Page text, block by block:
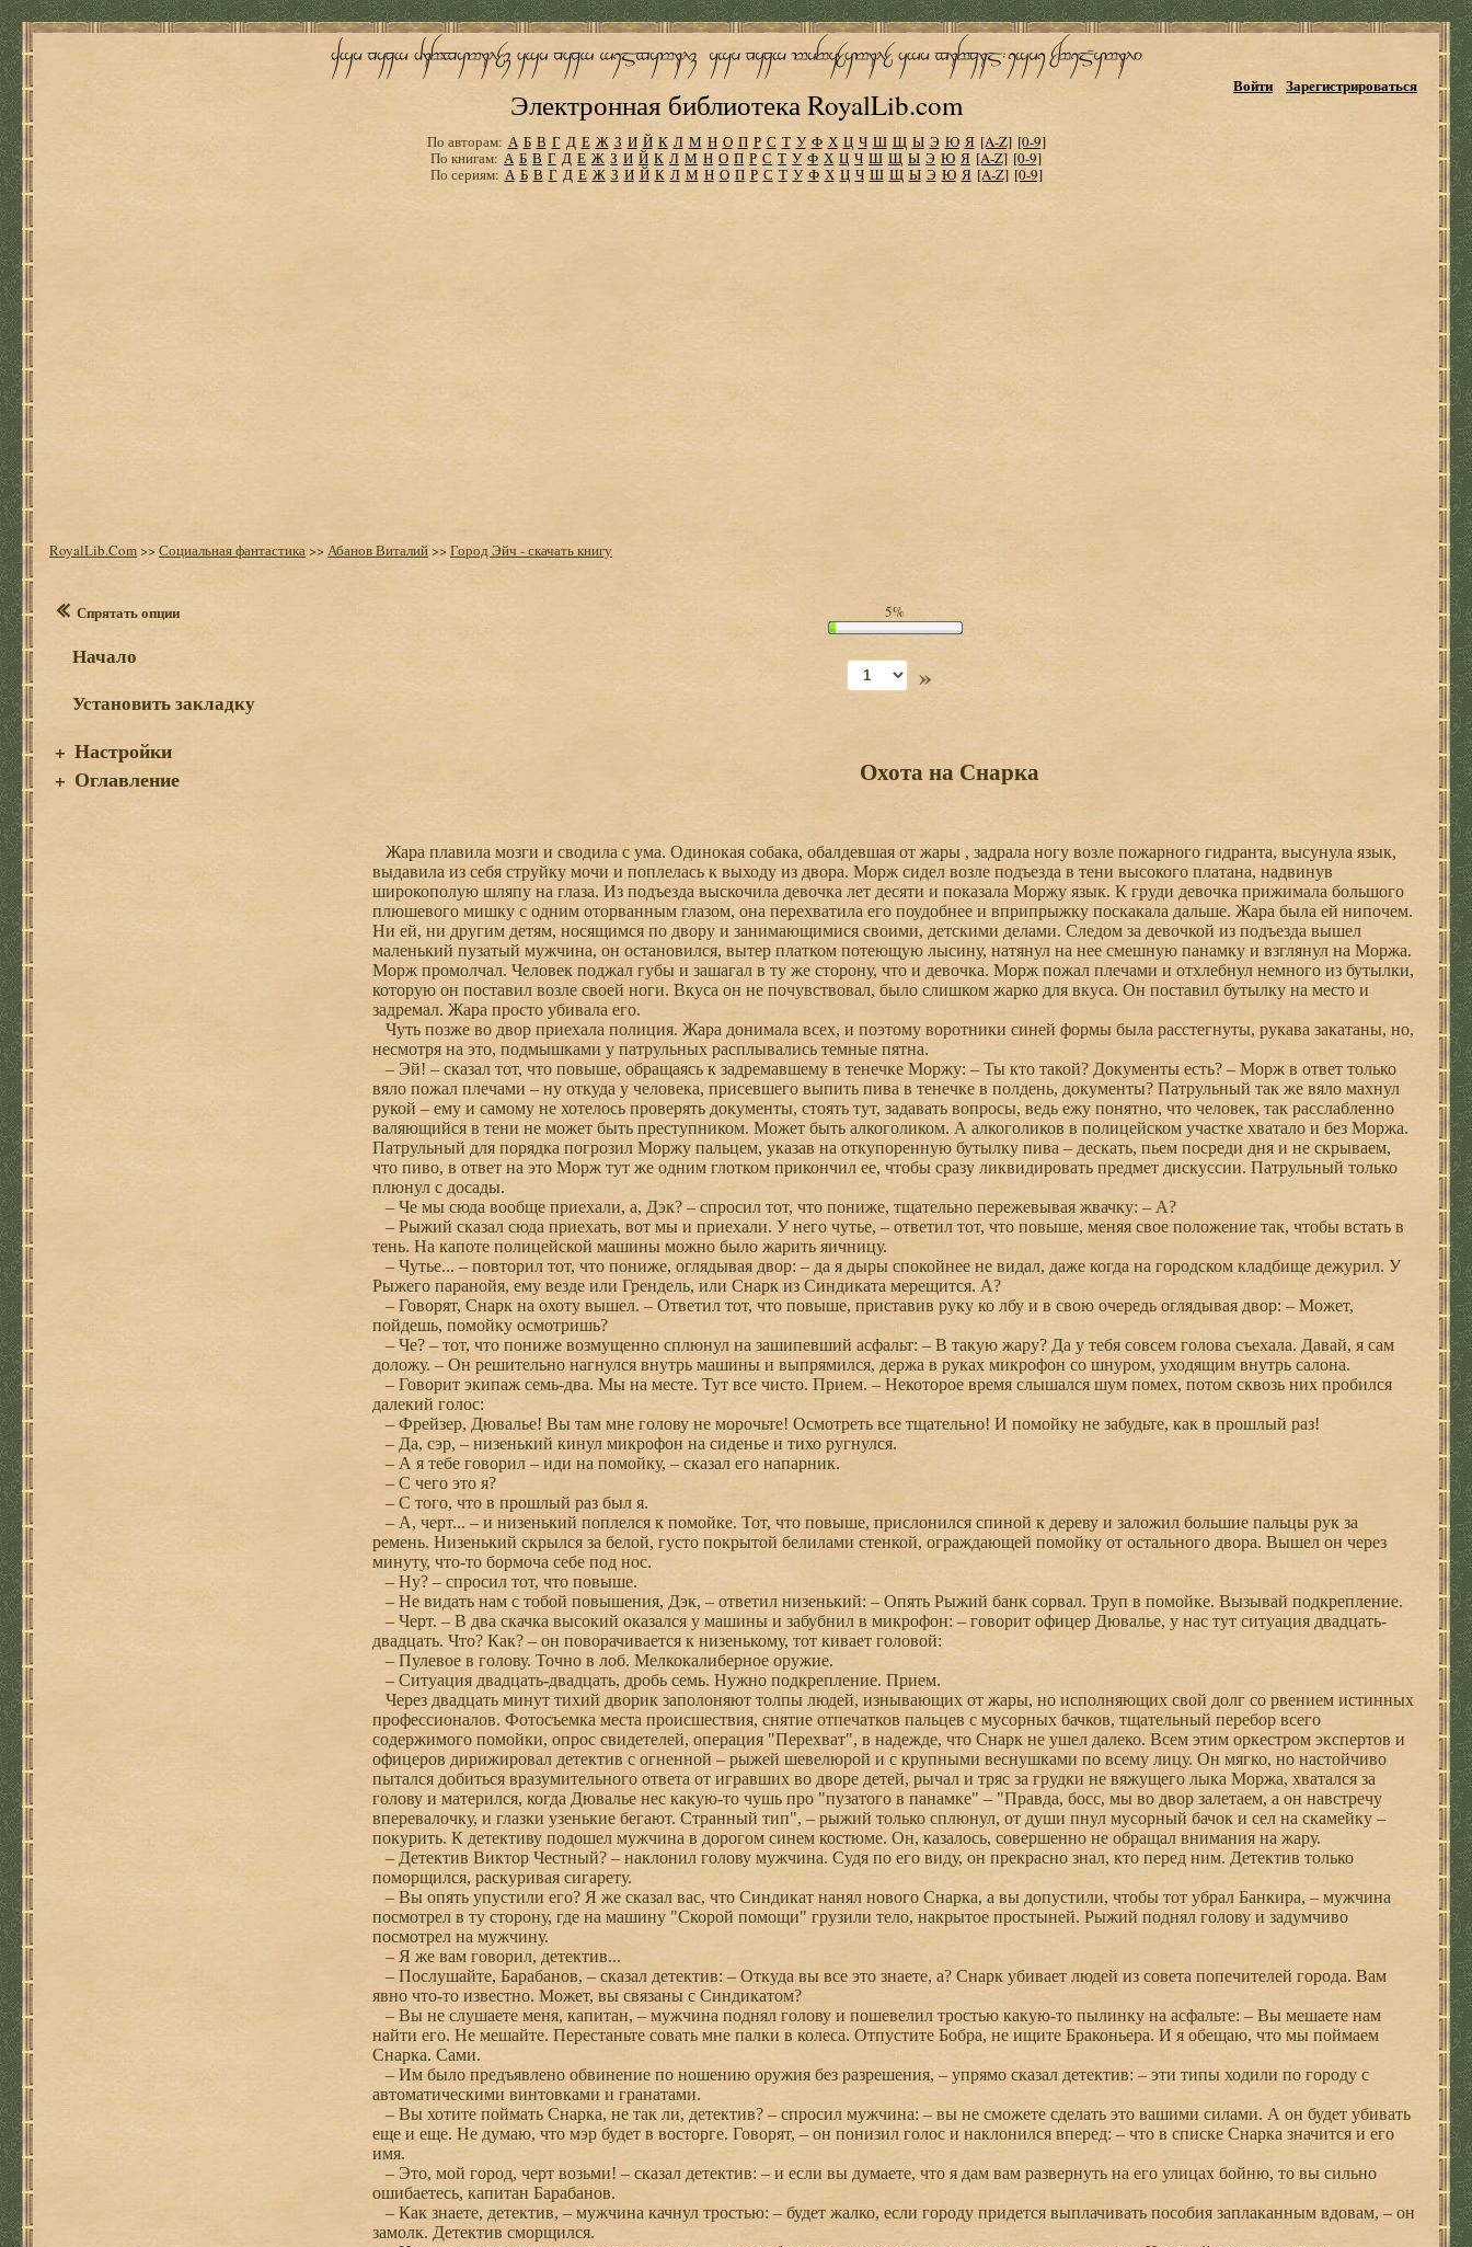
Электронная библиотека RoyalLib.com
Войти Зарегистрироваться
По авторам: А Б В Г Д Е Ж З И Й К Л М Н О П Р С Т У Ф Х Ц Ч Ш Щ Ы Э Ю Я [A-Z] [0-9]
По книгам: А Б В Г Д Е Ж З И Й К Л М Н О П Р С Т У Ф Х Ц Ч Ш Щ Ы Э Ю Я [A-Z] [0-9]
По сериям: А Б В Г Д Е Ж З И Й К Л М Н О П Р С Т У Ф Х Ц Ч Ш Щ Ы Э Ю Я [A-Z] [0-9]
RoyalLib.Com>>Социальная фантастика>> Абанов Виталий>>Город Эйч - скачать книгу
Спрятать опции
Начало
Установить закладку
+ Настройки
+ Оглавление
5%
»
Охота на Снарка
Жара плавила мозги и сводила с ума. Одинокая собака, обалдевшая от жары , задрала ногу возле пожарного гидранта, высунула язык,
выдавила из себя струйку мочи и поплелась к выходу из двора. Морж сидел возле подъезда в тени высокого платана, надвинув
широкополую шляпу на глаза. Из подъезда выскочила девочка лет десяти и показала Моржу язык. К груди девочка прижимала большого
плюшевого мишку с одним оторванным глазом, она перехватила его поудобнее и вприпрыжку поскакала дальше. Жара была ей нипочем.
Ни ей, ни другим детям, носящимся по двору и занимающимися своими, детскими делами. Следом за девочкой из подъезда вышел
маленький пузатый мужчина, он остановился, вытер платком потеющую лысину, натянул на нее смешную панамку и взглянул на Моржа.
Морж промолчал. Человек поджал губы и зашагал в ту же сторону, что и девочка. Морж пожал плечами и отхлебнул немного из бутылки,
которую он поставил возле своей ноги. Вкуса он не почувствовал, было слишком жарко для вкуса. Он поставил бутылку на место и
задремал. Жара просто убивала его.
Чуть позже во двор приехала полиция. Жара донимала всех, и поэтому воротники синей формы была расстегнуты, рукава закатаны, но,
несмотря на это, подмышками у патрульных расплывались темные пятна.
– Эй! – сказал тот, что повыше, обращаясь к задремавшему в тенечке Моржу: – Ты кто такой? Документы есть? – Морж в ответ только
вяло пожал плечами – ну откуда у человека, присевшего выпить пива в тенечке в полдень, документы? Патрульный так же вяло махнул
рукой – ему и самому не хотелось проверять документы, стоять тут, задавать вопросы, ведь ежу понятно, что человек, так расслабленно
валяющийся в тени не может быть преступником. Может быть алкоголиком. А алкоголиков в полицейском участке хватало и без Моржа.
Патрульный для порядка погрозил Моржу пальцем, указав на откупоренную бутылку пива – дескать, пьем посреди дня и не скрываем,
что пиво, в ответ на это Морж тут же одним глотком прикончил ее, чтобы сразу ликвидировать предмет дискуссии. Патрульный только
плюнул с досады.
– Че мы сюда вообще приехали, а, Дэк? – спросил тот, что пониже, тщательно пережевывая жвачку: – А?
– Рыжий сказал сюда приехать, вот мы и приехали. У него чутье, – ответил тот, что повыше, меняя свое положение так, чтобы встать в
тень. На капоте полицейской машины можно было жарить яичницу.
– Чутье... – повторил тот, что пониже, оглядывая двор: – да я дыры спокойнее не видал, даже когда на городском кладбище дежурил. У
Рыжего паранойя, ему везде или Грендель, или Снарк из Синдиката мерещится. А?
– Говорят, Снарк на охоту вышел. – Ответил тот, что повыше, приставив руку ко лбу и в свою очередь оглядывая двор: – Может,
пойдешь, помойку осмотришь?
– Че? – тот, что пониже возмущенно сплюнул на зашипевший асфальт: – В такую жару? Да у тебя совсем голова съехала. Давай, я сам
доложу. – Он решительно нагнулся внутрь машины и выпрямился, держа в руках микрофон со шнуром, уходящим внутрь салона.
– Говорит экипаж семь-два. Мы на месте. Тут все чисто. Прием. – Некоторое время слышался шум помех, потом сквозь них пробился
далекий голос:
– Фрейзер, Дювалье! Вы там мне голову не морочьте! Осмотреть все тщательно! И помойку не забудьте, как в прошлый раз!
– Да, сэр, – низенький кинул микрофон на сиденье и тихо ругнулся.
– А я тебе говорил – иди на помойку, – сказал его напарник.
– С чего это я?
– С того, что в прошлый раз был я.
– А, черт... – и низенький поплелся к помойке. Тот, что повыше, прислонился спиной к дереву и заложил большие пальцы рук за
ремень. Низенький скрылся за белой, густо покрытой белилами стенкой, ограждающей помойку от остального двора. Вышел он через
минуту, что-то бормоча себе под нос.
– Ну? – спросил тот, что повыше.
– Не видать нам с тобой повышения, Дэк, – ответил низенький: – Опять Рыжий банк сорвал. Труп в помойке. Вызывай подкрепление.
– Черт. – В два скачка высокий оказался у машины и забубнил в микрофон: – говорит офицер Дювалье, у нас тут ситуация двадцать-
двадцать. Что? Как? – он поворачивается к низенькому, тот кивает головой:
– Пулевое в голову. Точно в лоб. Мелкокалиберное оружие.
– Ситуация двадцать-двадцать, дробь семь. Нужно подкрепление. Прием.
Через двадцать минут тихий дворик заполоняют толпы людей, изнывающих от жары, но исполняющих свой долг со рвением истинных
профессионалов. Фотосъемка места происшествия, снятие отпечатков пальцев с мусорных бачков, тщательный перебор всего
содержимого помойки, опрос свидетелей, операция "Перехват", в надежде, что Снарк не ушел далеко. Всем этим оркестром экспертов и
офицеров дирижировал детектив с огненной – рыжей шевелюрой и с крупными веснушками по всему лицу. Он мягко, но настойчиво
пытался добиться вразумительного ответа от игравших во дворе детей, рычал и тряс за грудки не вяжущего лыка Моржа, хватался за
голову и матерился, когда Дювалье нес какую-то чушь про "пузатого в панамке" – "Правда, босс, мы во двор залетаем, а он навстречу
вперевалочку, и глазки узенькие бегают. Странный тип", – рыжий только сплюнул, от души пнул мусорный бачок и сел на скамейку –
покурить. К детективу подошел мужчина в дорогом синем костюме. Он, казалось, совершенно не обращал внимания на жару.
– Детектив Виктор Честный? – наклонил голову мужчина. Судя по его виду, он прекрасно знал, кто перед ним. Детектив только
поморщился, раскуривая сигарету.
– Вы опять упустили его? Я же сказал вас, что Синдикат нанял нового Снарка, а вы допустили, чтобы тот убрал Банкира, – мужчина
посмотрел в ту сторону, где на машину "Скорой помощи" грузили тело, накрытое простыней. Рыжий поднял голову и задумчиво
посмотрел на мужчину.
– Я же вам говорил, детектив...
– Послушайте, Барабанов, – сказал детектив: – Откуда вы все это знаете, а? Снарк убивает людей из совета попечителей города. Вам
явно что-то известно. Может, вы связаны с Синдикатом?
– Вы не слушаете меня, капитан, – мужчина поднял голову и пошевелил тростью какую-то пылинку на асфальте: – Вы мешаете нам
найти его. Не мешайте. Перестаньте совать мне палки в колеса. Отпустите Бобра, не ищите Браконьера. И я обещаю, что мы поймаем
Снарка. Сами.
– Им было предъявлено обвинение по ношению оружия без разрешения, – упрямо сказал детектив: – эти типы ходили по городу с
автоматическими винтовками и гранатами.
– Вы хотите поймать Снарка, не так ли, детектив? – спросил мужчина: – вы не сможете сделать это вашими силами. А он будет убивать
еще и еще. Не думаю, что мэр будет в восторге. Говорят, – он понизил голос и наклонился вперед: – что в списке Снарка значится и его
имя.
– Это, мой город, черт возьми! – сказал детектив: – и если вы думаете, что я дам вам развернуть на его улицах бойню, то вы сильно
ошибаетесь, капитан Барабанов.
– Как знаете, детектив, – мужчина качнул тростью: – будет жалко, если городу придется выплачивать пособия заплаканным вдовам, – он
замолк. Детектив сморщился.